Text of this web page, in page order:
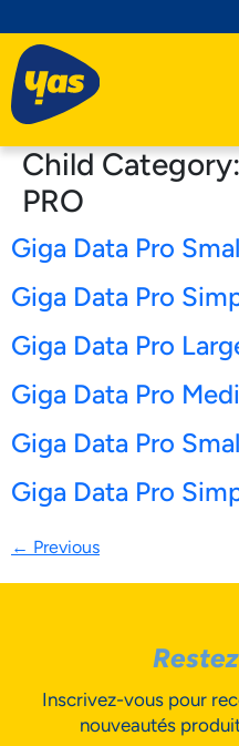
A
Child
PRO
Giga Data Pro
Giga Data Pro
Giga Data Pro
Giga Data Pro
Giga Data Pro
Giga Data Pro
← Previous
Restez
Inscrivez-vous pour
nouveautés